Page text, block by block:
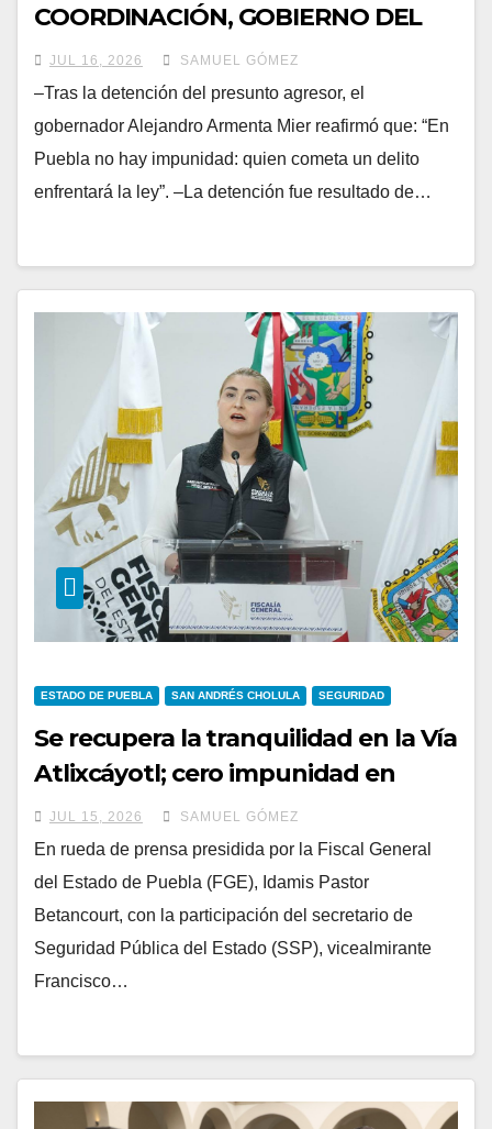
COORDINACIÓN, GOBIERNO DEL
ESTADO GARANTIZA SEGURIDAD
EN VÍA ATLIXCÁYOTL
JUL 16, 2026 SAMUEL GÓMEZ
–Tras la detención del presunto agresor, el
gobernador Alejandro Armenta Mier reafirmó que: “En
Puebla no hay impunidad: quien cometa un delito
enfrentará la ley”. –La detención fue resultado de…
ESTADO DE PUEBLA SAN ANDRÉS CHOLULA SEGURIDAD
Se recupera la tranquilidad en la Vía
Atlixcáyotl; cero impunidad en
Puebla
JUL 15, 2026 SAMUEL GÓMEZ
En rueda de prensa presidida por la Fiscal General
del Estado de Puebla (FGE), Idamis Pastor
Betancourt, con la participación del secretario de
Seguridad Pública del Estado (SSP), vicealmirante
Francisco…